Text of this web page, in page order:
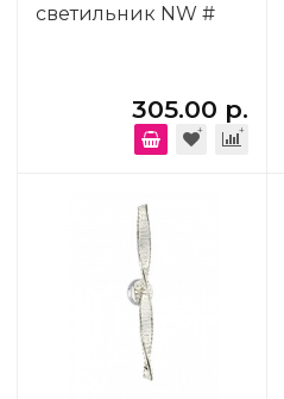
светильник NW #
305.00 р.